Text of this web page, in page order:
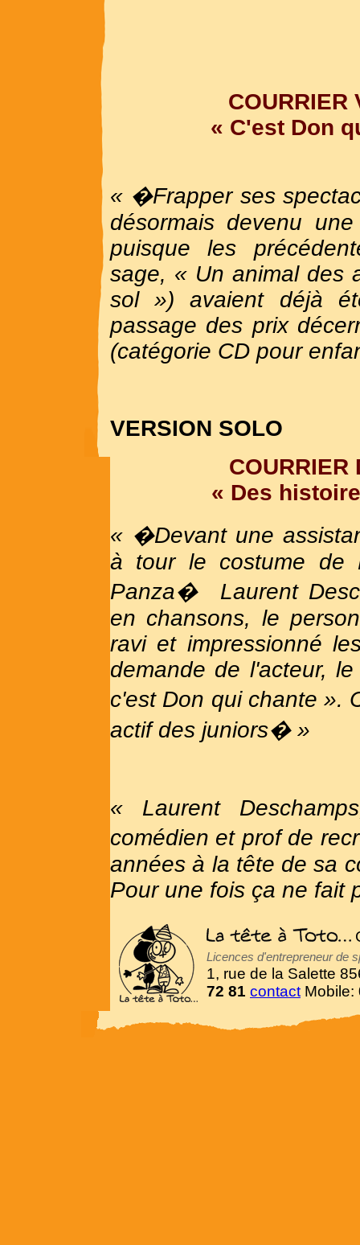
COURRIER
« C'est Don
« �Frapper ses
désormais devenu
puisque les
sage, « Un animal des
sol ») avaient déjà
passage des prix
(catégorie CD pour
VERSION SOLO
« Des
« �Devant une
à tour le costume de
Panza�
Laurent
en chansons, le
ravi et impressionné
demande de l'acteur,
c'est Don qui chante ».
actif des juniors� »
« Laurent
comédien et prof de
années à la tête de sa
Pour une fois ça ne fait
Licences d'entrepreneur de
1, rue de la Salette
72 81 contact Mobile: